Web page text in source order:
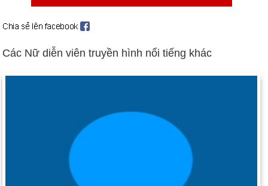
Ngày 27-12 năm 1949:Hà Lan chuyển giao chủ quyền cho
Indonesia sau hơn 300 năm bị Hà Lan cai trị.
Afghanistan, cài đặt chính trị gia người Afghanistan Babrak
Ngày 27-12 năm 2001:
Mỹ đã công bố kế hoạch giam giữ các
tù nhân của Taliban và al-Qaeda tại Vịnh Guantanamo, Cuba.
Các Nữ diễn viên truyền hình nổi tiếng khác